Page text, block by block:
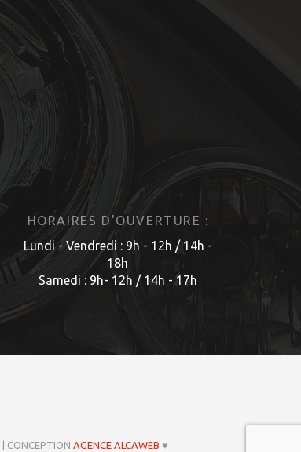
HORAIRES D'OUVERTURE :
Lundi - Vendredi : 9h - 12h / 14h -
18h
Samedi : 9h- 12h / 14h - 17h
| CONCEPTION AGENCE ALCAWEB ♥